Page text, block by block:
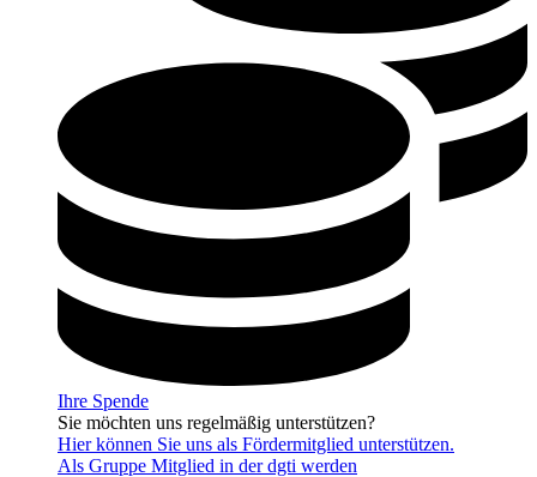
Ihre Spende
Sie möchten uns regelmäßig unterstützen?
Hier können Sie uns als Fördermitglied unterstützen.
Als Gruppe Mitglied in der dgti werden